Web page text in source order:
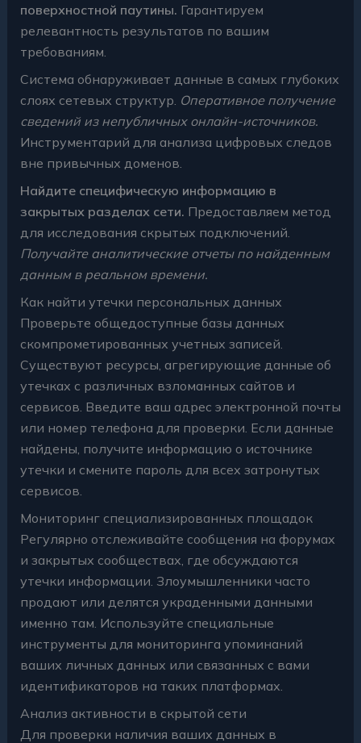
поверхностной паутины. Гарантируем
релевантность результатов по вашим
требованиям.
Система обнаруживает данные в самых глубоких
слоях сетевых структур. Оперативное получение
сведений из непубличных онлайн-источников.
Инструментарий для анализа цифровых следов
вне привычных доменов.
Найдите специфическую информацию в
закрытых разделах сети. Предоставляем метод
для исследования скрытых подключений.
Получайте аналитические отчеты по найденным
данным в реальном времени.
Как найти утечки персональных данных
Проверьте общедоступные базы данных
скомпрометированных учетных записей.
Существуют ресурсы, агрегирующие данные об
утечках с различных взломанных сайтов и
сервисов. Введите ваш адрес электронной почты
или номер телефона для проверки. Если данные
найдены, получите информацию о источнике
утечки и смените пароль для всех затронутых
сервисов.
Мониторинг специализированных площадок
Регулярно отслеживайте сообщения на форумах
и закрытых сообществах, где обсуждаются
утечки информации. Злоумышленники часто
продают или делятся украденными данными
именно там. Используйте специальные
инструменты для мониторинга упоминаний
ваших личных данных или связанных с вами
идентификаторов на таких платформах.
Анализ активности в скрытой сети
Для проверки наличия ваших данных в